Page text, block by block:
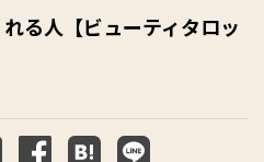
る人【ビューティタロッ